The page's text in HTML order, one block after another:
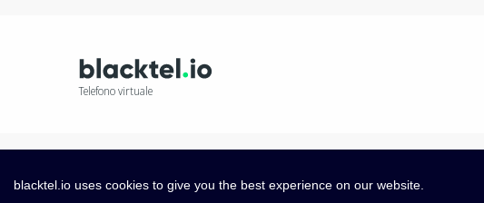
Telefono virtuale
blacktel.io uses cookies to give you the best experience on our website.